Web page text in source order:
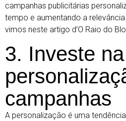
campanhas publicitárias
tempo e aumentando a
vimos neste artigo d’O Raio do
3. Investe na
campanhas
A personalização é uma